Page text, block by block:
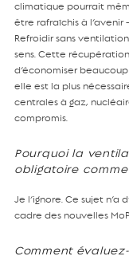
climatique pourrait
être rafraîchis à l’avenir
Refroidir sans
sens. Cette
d’économiser
elle est la plus
centrales à gaz,
compromis.
Pourquoi la
obligatoire
Je l’ignore. Ce sujet
cadre des nouvelles
Comment évaluez-